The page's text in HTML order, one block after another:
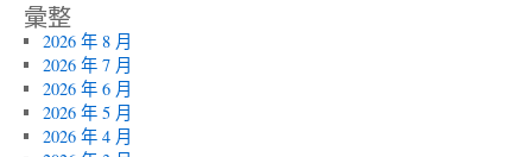
彙整
2026 年 8 月
2026 年 7 月
2026 年 6 月
2026 年 5 月
2026 年 4 月